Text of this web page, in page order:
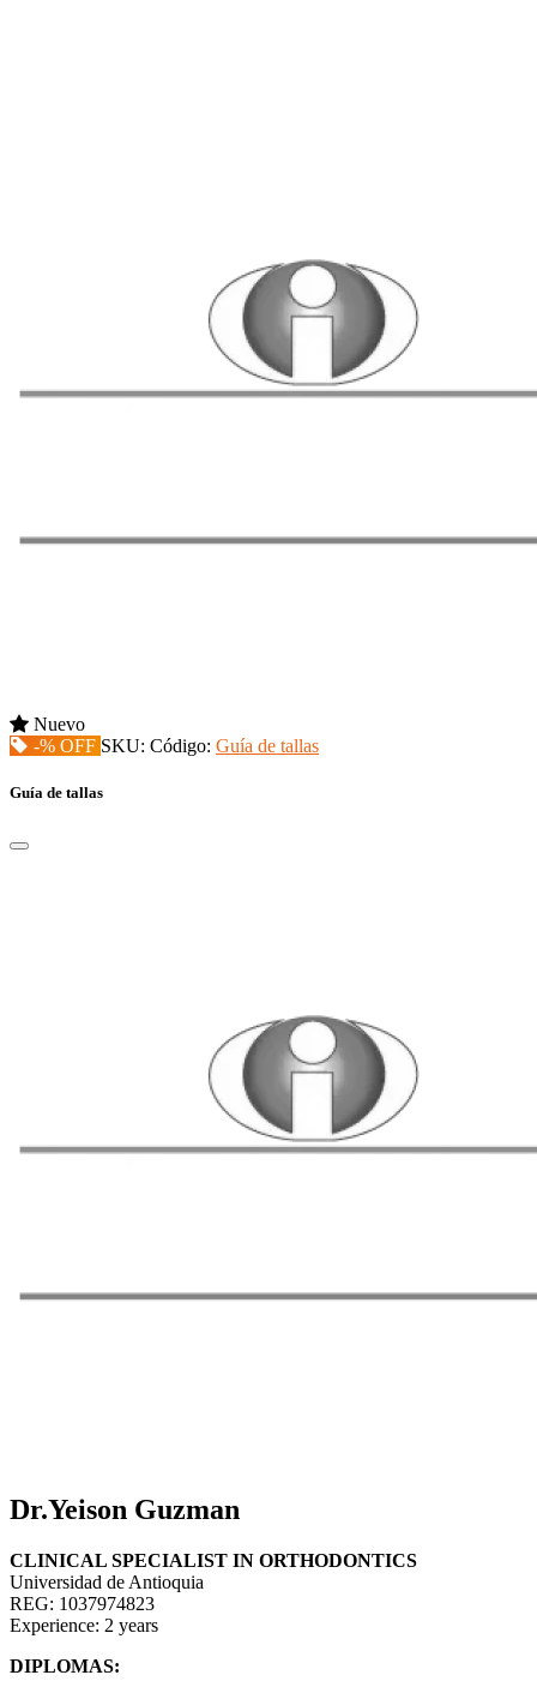
Nuevo
-% OFF SKU: Código: Guía de tallas
Guía de tallas
Dr.Yeison Guzman
CLINICAL SPECIALIST IN ORTHODONTICS
Universidad de Antioquia
REG: 1037974823
Experience: 2 years
DIPLOMAS: